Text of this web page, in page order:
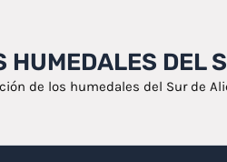
HUMEDALES DEL
de los humedales del Sur de